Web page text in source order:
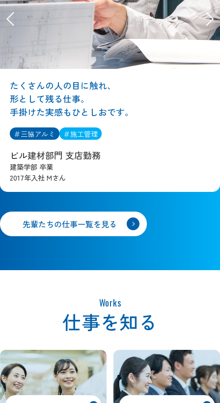
たくさんの人の目に触れ、
形として残る仕事。
手掛けた実感もひとしおです。
＃三協アルミ ＃施工管理
ビル建材部門 支店勤務
建築学部 卒業
2017年入社 Mさん
先輩たちの仕事一覧を見る
Works
仕事を知る